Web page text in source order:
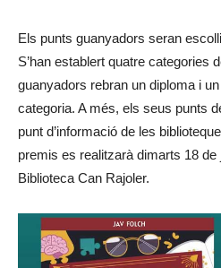
Els punts guanyadors seran
S’han establert quatre categories
guanyadors rebran un diploma i
categoria. A més, els seus punts
punt d’informació de les
premis es realitzarà dimarts 18 de
Biblioteca Can Rajoler.